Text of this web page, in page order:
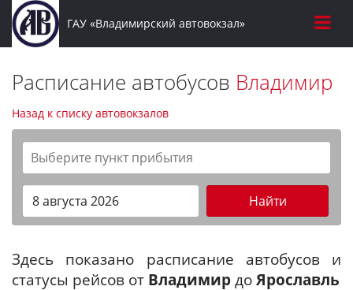
ГАУ «Владимирский автовокзал»
Расписание автобусов Владимир
Назад к списку автовокзалов
Найти
Здесь показано расписание автобусов и
статусы рейсов от Владимир до Ярославль